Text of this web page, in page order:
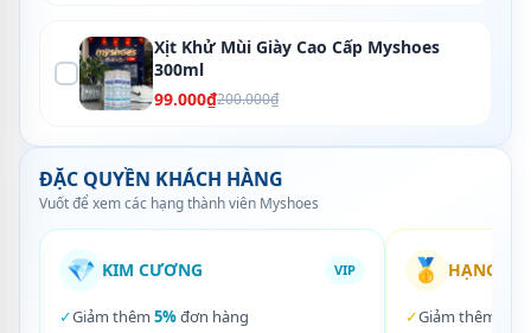
Xịt Khử Mùi Giày Cao Cấp Myshoes
300ml
99.000₫200.000₫
ĐẶC QUYỀN KHÁCH HÀNG
Vuốt để xem các hạng thành viên Myshoes
💎 KIM CƯƠNG VIP
✓Giảm thêm 5%đơn hàng
🥇 HẠNG
✓Giảm thêm